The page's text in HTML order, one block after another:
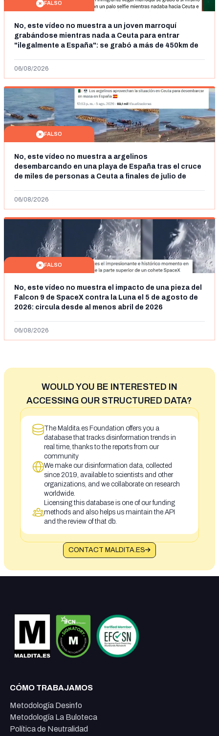
FALSO
No, este vídeo no muestra a un joven marroquí
grabándose mientras nada a Ceuta para entrar
"ilegalmente a España": se grabó a más de 450km de
06/08/2026
FALSO
No, este vídeo no muestra a argelinos
desembarcando en una playa de España tras el cruce
de miles de personas a Ceuta a finales de julio de
06/08/2026
FALSO
No, este vídeo no muestra el impacto de una pieza del
Falcon 9 de SpaceX contra la Luna el 5 de agosto de
2026: circula desde al menos abril de 2026
06/08/2026
WOULD YOU BE INTERESTED IN
ACCESSING OUR STRUCTURED DATA?
The Maldita.es Foundation offers you a
database that tracks disinformation trends in
real time, thanks to the reports from our
community
We make our disinformation data, collected
since 2019, available to scientists and other
organizations, and we collaborate on research
worldwide.
Licensing this database is one of our funding
methods and also helps us maintain the API
and the review of that db.
CONTACT MALDITA.ES
CÓMO TRABAJAMOS
Metodología Desinfo
Metodología La Buloteca
Política de Neutralidad